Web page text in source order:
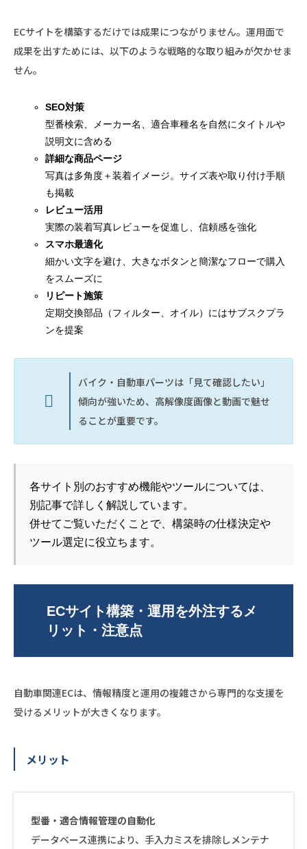
ECサイトを構築するだけでは成果につながりません。運用面で
成果を出すためには、以下のような戦略的な取り組みが欠かせま
せん。
SEO対策
型番検索、メーカー名、適合車種名を自然にタイトルや
説明文に含める
詳細な商品ページ
写真は多角度＋装着イメージ。サイズ表や取り付け手順
も掲載
レビュー活用
実際の装着写真レビューを促進し、信頼感を強化
スマホ最適化
細かい文字を避け、大きなボタンと簡潔なフローで購入
をスムーズに
リピート施策
定期交換部品（フィルター、オイル）にはサブスクプラ
ンを提案
バイク・自動車パーツは「見て確認したい」
傾向が強いため、高解像度画像と動画で魅せ
ることが重要です。
各サイト別のおすすめ機能やツールについては、
別記事で詳しく解説しています。
併せてご覧いただくことで、構築時の仕様決定や
ツール選定に役立ちます。
ECサイト構築・運用を外注するメ
リット・注意点
自動車関連ECは、情報精度と運用の複雑さから専門的な支援を
受けるメリットが大きくなります。
メリット
型番・適合情報管理の自動化
データベース連携により、手入力ミスを排除しメンテナ